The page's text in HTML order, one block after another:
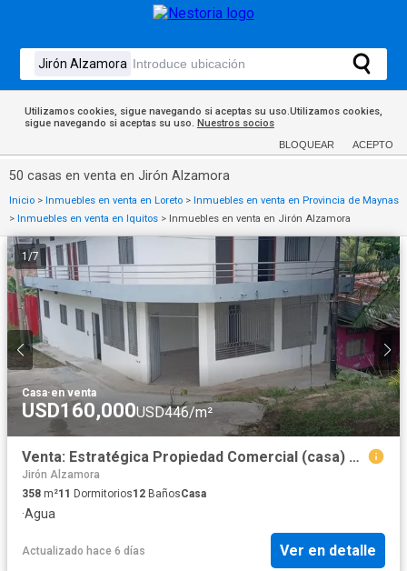
Utilizamos cookies, sigue navegando si aceptas su uso.Utilizamos cookies,
sigue navegando si aceptas su uso. Nuestros socios
BLOQUEAR ACEPTO
50 casas en venta en Jirón Alzamora
Inicio > Inmuebles en venta en Loreto > Inmuebles en venta en Provincia de Maynas
> Inmuebles en venta en Iquitos > Inmuebles en venta en Jirón Alzamora
1 /7
Casa·en venta
USD160,000USD446/m²
Venta: Estratégica Propiedad Comercial (casa) en Iquitos – Ideal para Hostal o Entidades 🏨🏛️
Jirón Alzamora
358 m²11 Dormitorios12 BañosCasa
·Agua
Actualizado hace 6 días Ver en detalle